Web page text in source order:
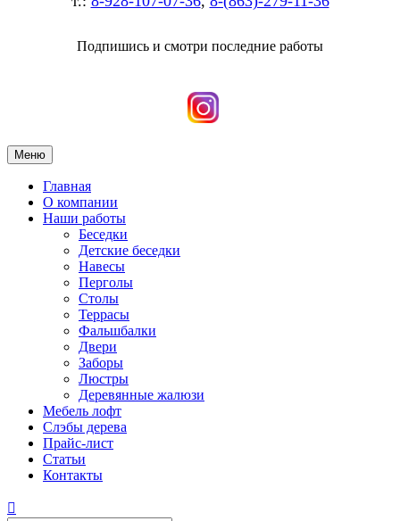
Подпишись и смотри последние работы
Меню
Главная
О компании
Наши работы
Беседки
Детские беседки
Навесы
Перголы
Столы
Террасы
Фальшбалки
Двери
Заборы
Люстры
Деревянные жалюзи
Мебель лофт
Слэбы дерева
Прайс-лист
Статьи
Контакты